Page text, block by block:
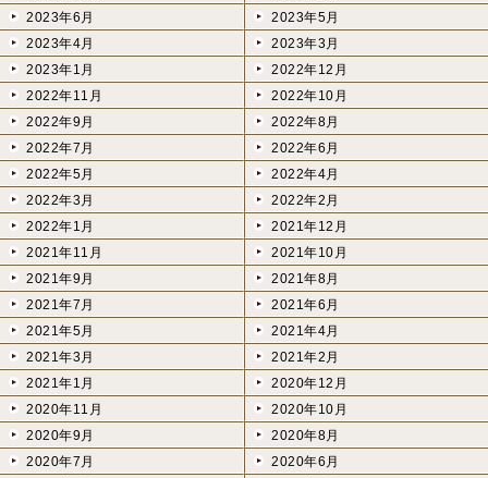
2023年6月
2023年5月
2023年4月
2023年3月
2023年1月
2022年12月
2022年11月
2022年10月
2022年9月
2022年8月
2022年7月
2022年6月
2022年5月
2022年4月
2022年3月
2022年2月
2022年1月
2021年12月
2021年11月
2021年10月
2021年9月
2021年8月
2021年7月
2021年6月
2021年5月
2021年4月
2021年3月
2021年2月
2021年1月
2020年12月
2020年11月
2020年10月
2020年9月
2020年8月
2020年7月
2020年6月